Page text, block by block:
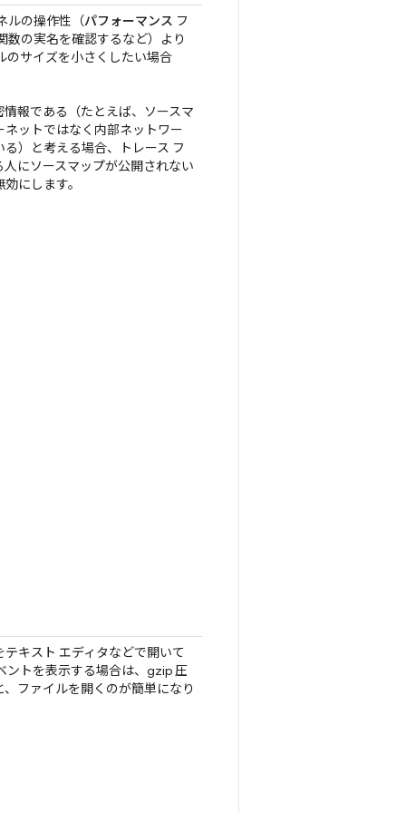
ルの操作性（パフォーマンス フ
数の実名を確認するなど）より
のサイズを小さくしたい場合
報である（たとえば、ソースマ
ットではなく内部ネットワー
）と考える場合、トレース フ
にソースマップが公開されない
にします。
キスト エディタなどで開いて
ントを表示する場合は、gzip 圧
ファイルを開くのが簡単になり